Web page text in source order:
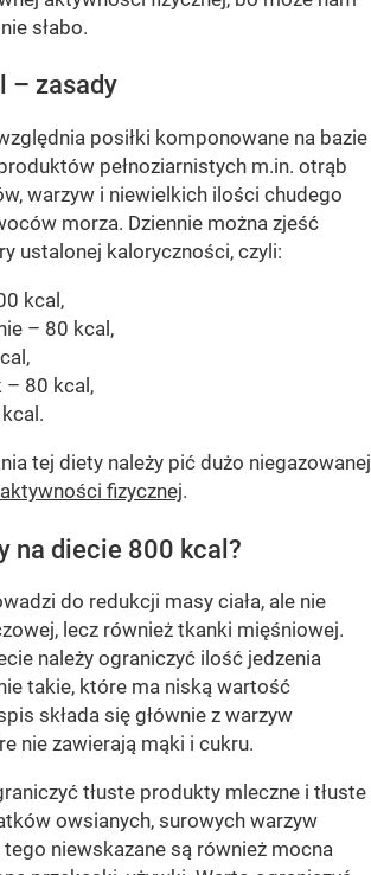
słabo.
– zasady
posiłki komponowane na bazie
pełnoziarnistych m.in. otrąb
warzyw i niewielkich ilości chudego
morza. Dziennie można zjeść
ustalonej kaloryczności, czyli:
kcal,
– 80 kcal,
– 80 kcal,
tej diety należy pić dużo niegazowanej
fizycznej.
na diecie 800 kcal?
do redukcji masy ciała, ale nie
lecz również tkanki mięśniowej.
należy ograniczyć ilość jedzenia
takie, które ma niską wartość
składa się głównie z warzyw
nie zawierają mąki i cukru.
tłuste produkty mleczne i tłuste
owsianych, surowych warzyw
niewskazane są również mocna